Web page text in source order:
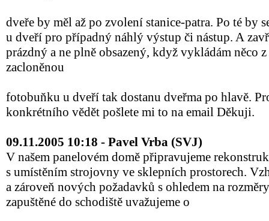
dveře by měl až po zvolení stanice-patra. Po té by
u dveří pro případný náhlý výstup či nástup. A
prázdný a ne plně obsazený, když vykládám něco
zacloněnou
fotobuňku u dveří tak dostanu dveřma po hlavě.
konkrétního vědět pošlete mi to na email Děkuji.
09.11.2005 10:18 - Pavel Vrba (SVJ)
V našem panelovém domě připravujeme
s umístěním strojovny ve sklepních prostorech.
a zároveň nových požadavků s ohledem na
zapuštěné do schodiště uvažujeme o